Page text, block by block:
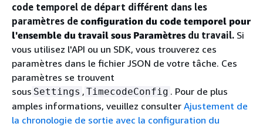
code temporel de départ différent dans les
paramètres de configuration du code temporel pour
l'ensemble du travail sous Paramètres du travail. Si
vous utilisez l'API ou un SDK, vous trouverez ces
paramètres dans le fichier JSON de votre tâche. Ces
paramètres se trouvent
sous Settings , TimecodeConfig . Pour de plus
amples informations, veuillez consulter Ajustement de
la chronologie de sortie avec la configuration du